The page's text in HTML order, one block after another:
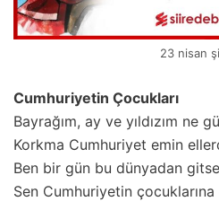
23 nisan
Cumhuriyetin Çocukları
Bayrağım, ay ve yıldızım ne
Korkma Cumhuriyet emin
Ben bir gün bu dünyadan
Sen Cumhuriyetin